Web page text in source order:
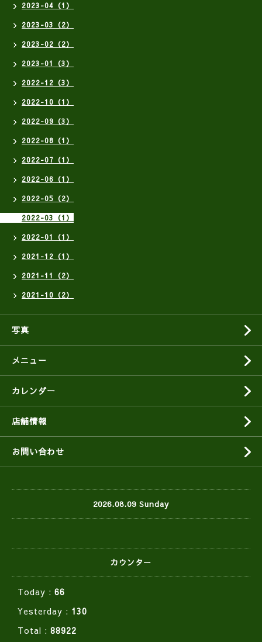
2023-04（1）
2023-03（2）
2023-02（2）
2023-01（3）
2022-12（3）
2022-10（1）
2022-09（3）
2022-08（1）
2022-07（1）
2022-06（1）
2022-05（2）
2022-03（1）
2022-01（1）
2021-12（1）
2021-11（2）
2021-10（2）
写真
メニュー
カレンダー
店舗情報
お問い合わせ
2026.08.09 Sunday
カウンター
Today : 66
Yesterday : 130
Total : 88922